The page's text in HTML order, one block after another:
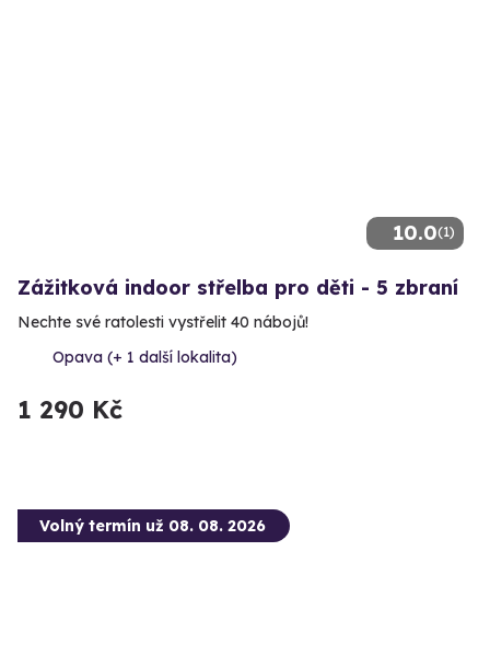
10.0(1)
Zážitková indoor střelba pro děti - 5 zbraní
Nechte své ratolesti vystřelit 40 nábojů!
Opava (+ 1 další lokalita)
1 290 Kč
Volný termín už 08. 08. 2026